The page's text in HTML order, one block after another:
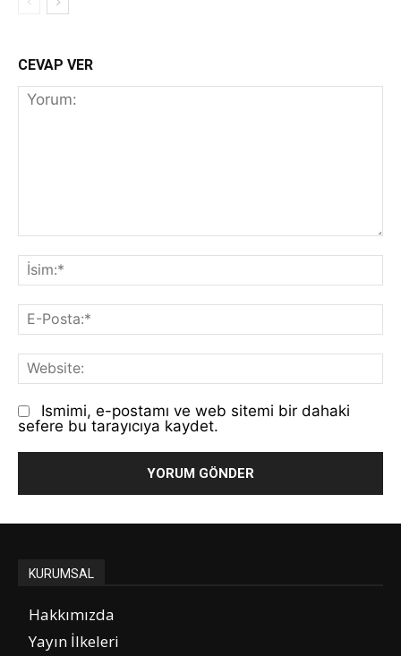
CEVAP VER
Yorum:
E-
Ismimi, e-postamı ve web sitemi bir dahaki
sefere bu tarayıcıya kaydet.
KURUMSAL
Hakkımızda
Yayın İlkeleri